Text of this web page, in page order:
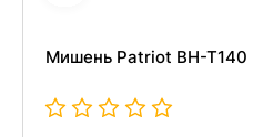
Мишень Patriot BH-